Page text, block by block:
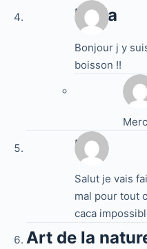
Huda
Bonjour j y
boisson !!
Flo
Salut je vais
mal pour tout
caca
Art de la